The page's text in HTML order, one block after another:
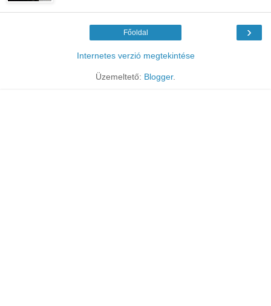
›
Főoldal
Internetes verzió megtekintése
Üzemeltető: Blogger.